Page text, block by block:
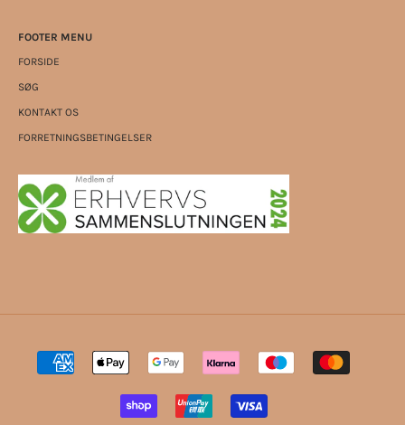
FOOTER MENU
FORSIDE
SØG
KONTAKT OS
FORRETNINGSBETINGELSER